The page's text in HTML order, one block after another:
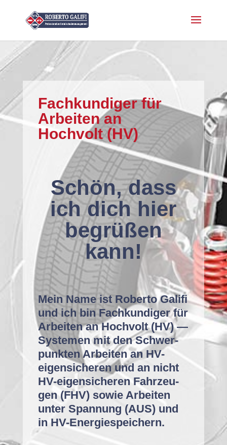
Fachkundiger für
Arbeiten an
Hochvolt (HV)
Schön, dass
ich dich hier
begrüßen
kann!
Mein Name ist Rober­to Gal­i­fi
und ich bin Fachkundi­ger für
Arbeit­en an Hoch­volt (HV) —
Sys­te­men mit den Schw­er­
punk­ten Arbeit­en an HV-
eigen­sicheren und an nicht
HV-eigen­sicheren Fahrzeu­
gen (FHV) sowie Arbeit­en
unter Span­nung (AUS) und
in HV-Energiespeichern.